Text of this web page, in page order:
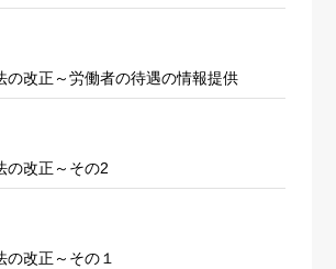
の改正～労働者の待遇の情報提供
の改正～その2
の改正～その１